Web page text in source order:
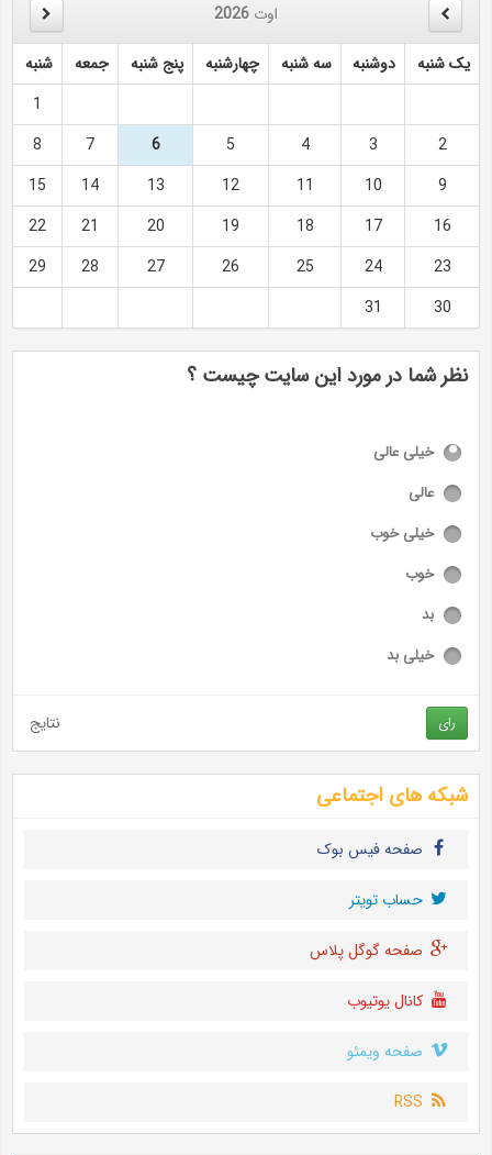
اوت 2026
یک شنبه دوشنبه سه شنبه چهارشنبه پنج شنبه جمعه
شنبه
1
2
3
4
5
6
7
8
9
10
11
12
13
14
15
16
17
18
19
20
21
22
23
24
25
26
27
28
29
30
31
نظر شما در مورد این سایت چیست ؟
خیلی عالی
عالی
خیلی خوب
خوب
بد
خیلی بد
رای نتایج
شبکه های اجتماعی
صفحه فیس بوک
حساب تويتر
صفحه گوگل پلاس
کانال یوتیوب
صفحه ویمئو
RSS